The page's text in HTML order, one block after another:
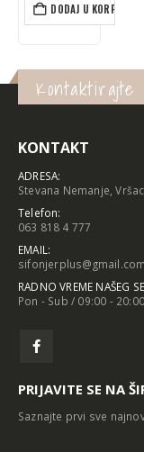
DODAJ U KORPU
Kontaktirajte
KONTAKT
ADRESA:
Stevana Nemanje, Vršac
Telefon:
063 818 4 777
EMAIL:
sifonjerplus@gmail.com
RADNO VREME NAŠEG
Pon - Sub / 09:00 -
PRIJAVITE SE NA
Saznajte prvi sve